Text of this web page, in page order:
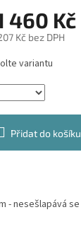
460 Kč
Kč bez DPH
Měrná
cena:
variantu
Přidat do košíku
- nesešlapává se